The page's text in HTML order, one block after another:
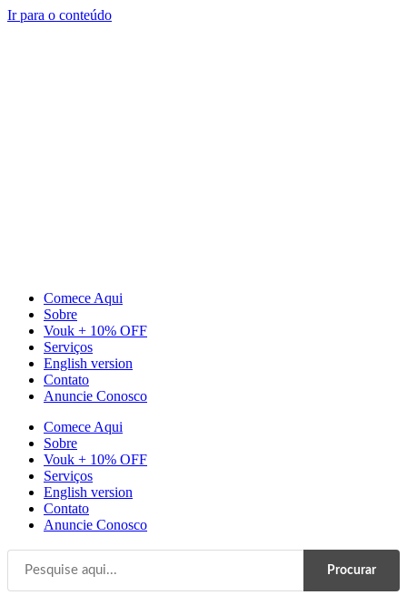
Ir para o conteúdo
Comece Aqui
Sobre
Vouk + 10% OFF
Serviços
English version
Contato
Anuncie Conosco
Comece Aqui
Sobre
Vouk + 10% OFF
Serviços
English version
Contato
Anuncie Conosco
Procurar